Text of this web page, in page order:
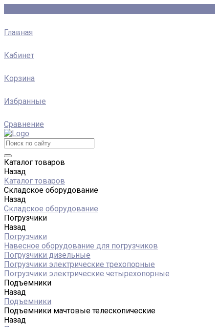
Главная
Кабинет
Корзина
Избранные
Сравнение
Каталог товаров
Назад
Каталог товаров
Складское оборудование
Назад
Складское оборудование
Погрузчики
Назад
Погрузчики
Навесное оборудование для погрузчиков
Погрузчики дизельные
Погрузчики электрические трехопорные
Погрузчики электрические четырехопорные
Подъемники
Назад
Подъемники
Подъемники мачтовые телескопические
Назад